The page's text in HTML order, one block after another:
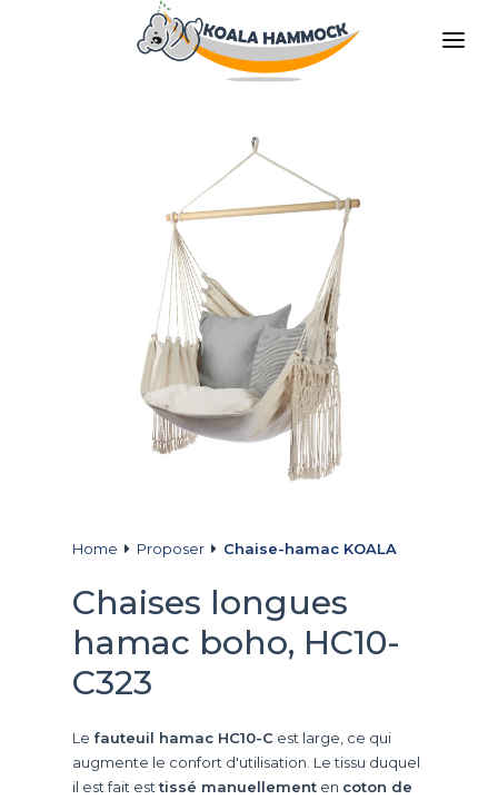
DEVENIR DISTRIBUTEUR
Home Proposer Chaise-hamac KOALA
Chaises longues
hamac boho, HC10-
C323
Le fauteuil hamac HC10-C est large, ce qui
augmente le confort d'utilisation. Le tissu duquel
il est fait esttissé manuellement en coton de